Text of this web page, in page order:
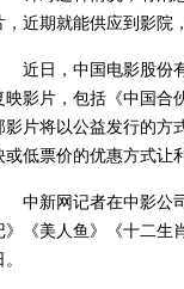
，近期就能供应到影院
近日，中国电影股份
映影片，包括《中国合
影片将以公益发行的方
或低票价的优惠方式让
中新网记者在中影公
》《美人鱼》《十二生
。